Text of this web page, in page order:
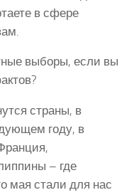
в сфере
выборы, если вы
страны, в
году, в
– где
мая стали для нас